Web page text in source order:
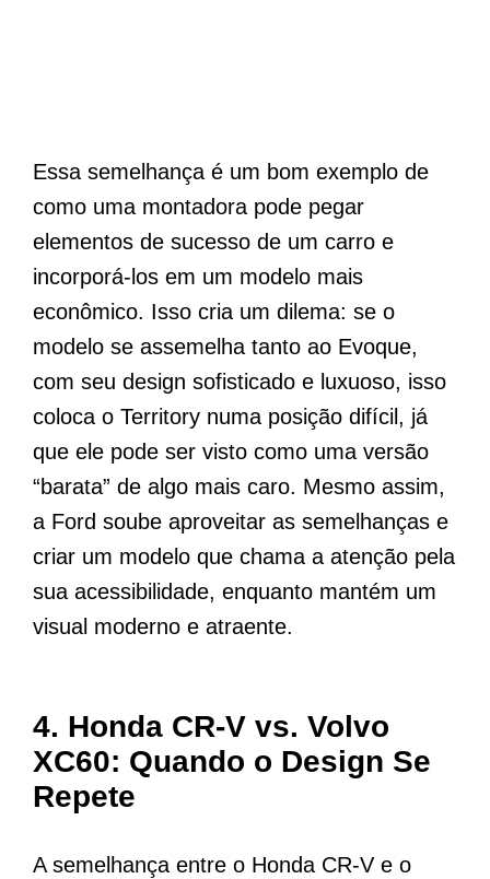
Essa semelhança é um bom exemplo de
como uma montadora pode pegar
elementos de sucesso de um carro e
incorporá-los em um modelo mais
econômico. Isso cria um dilema: se o
modelo se assemelha tanto ao Evoque,
com seu design sofisticado e luxuoso, isso
coloca o Territory numa posição difícil, já
que ele pode ser visto como uma versão
“barata” de algo mais caro. Mesmo assim,
a Ford soube aproveitar as semelhanças e
criar um modelo que chama a atenção pela
sua acessibilidade, enquanto mantém um
visual moderno e atraente.
4. Honda CR-V vs. Volvo
XC60: Quando o Design Se
Repete
A semelhança entre o Honda CR-V e o